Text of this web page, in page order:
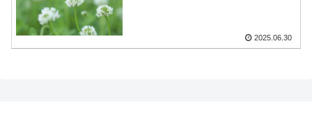
2025.06.30